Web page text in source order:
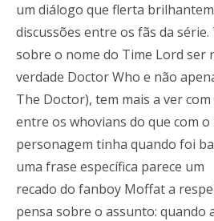
um diálogo que flerta
discussões entre os fãs da
sobre o nome do Time Lord ser
verdade Doctor Who e não
The Doctor), tem mais a ver
entre os whovians do que com o
personagem tinha quando foi
uma frase específica parece um
recado do fanboy Moffat a
pensa sobre o assunto: quando